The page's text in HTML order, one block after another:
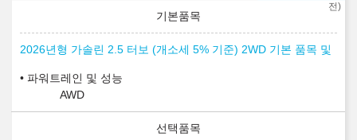
전)
2026년형 가솔린 2.5 터보 (개소세 5% 기준) 2WD 기본 품목 및
파워트레인 및 성능
AWD